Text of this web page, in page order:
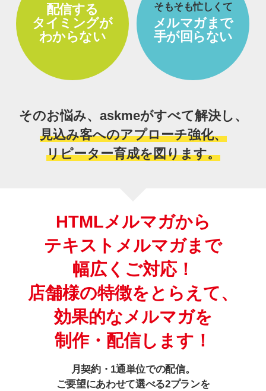
配信する
タイミングが
わからない
そもそも忙しくて
メルマガまで
手が回らない
そのお悩み、askmeがすべて解決し、
見込み客へのアプローチ強化、
リピーター育成を図ります。
HTMLメルマガから
テキストメルマガまで
幅広くご対応！
店舗様の特徴をとらえて、
効果的なメルマガを
制作・配信します！
月契約・1通単位での配信。
ご要望にあわせて選べる2プランを